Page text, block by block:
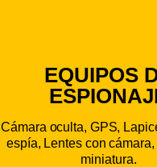
EQUIPOS
Cámara oculta, GPS,
espía, Lentes con
miniatura.